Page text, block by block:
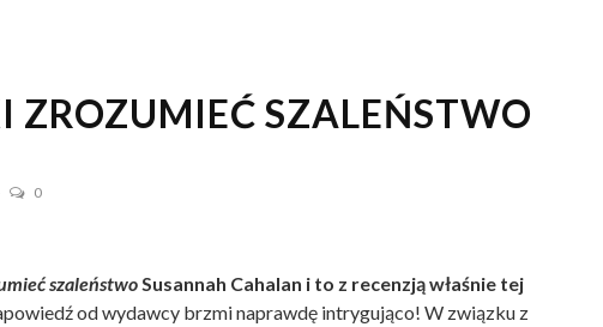
ZROZUMIEĆ SZALEŃSTWO
0
szaleństwoSusannah Cahalan i to z recenzją właśnie tej
od wydawcy brzmi naprawdę intrygująco! W związku z